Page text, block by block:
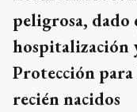
peligrosa, dado
hospitalización
Protección para
recién nacidos